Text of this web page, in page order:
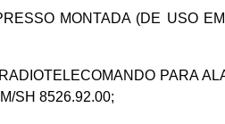
MONTADA (DE USO
PARA
SH 8526.92.00;